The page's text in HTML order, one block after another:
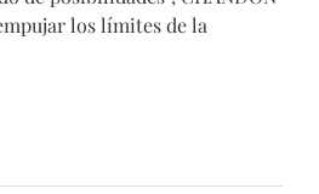
los límites de la